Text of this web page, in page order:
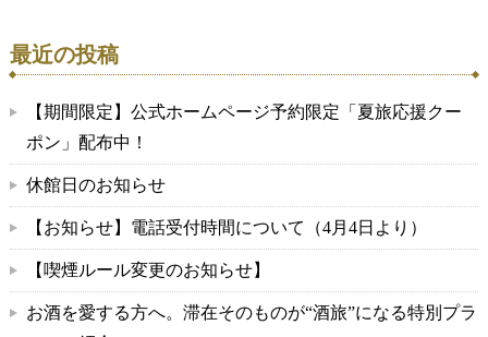
最近の投稿
【期間限定】公式ホームページ予約限定「夏旅応援クー
ポン」配布中！
休館日のお知らせ
【お知らせ】電話受付時間について（4月4日より）
【喫煙ルール変更のお知らせ】
お酒を愛する方へ。滞在そのものが“酒旅”になる特別プラ